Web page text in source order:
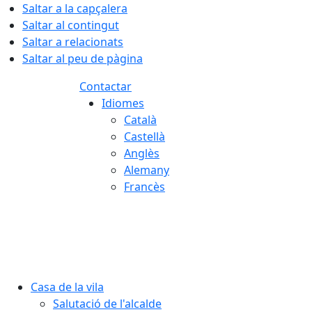
Saltar a la capçalera
Saltar al contingut
Saltar a relacionats
Saltar al peu de pàgina
Contactar
Idiomes
Català
Castellà
Anglès
Alemany
Francès
Casa de la vila
Salutació de l'alcalde